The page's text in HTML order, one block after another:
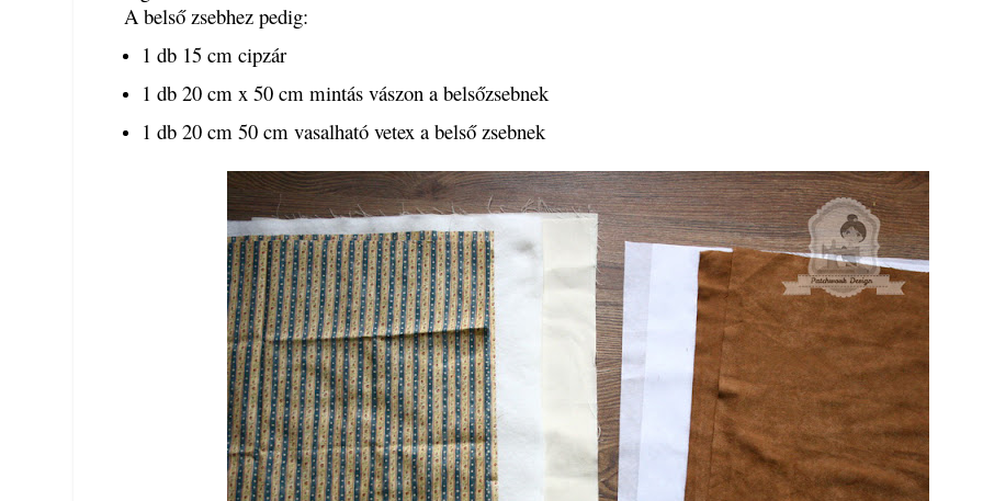
A belső zsebhez pedig:
1 db 15 cm cipzár
1 db 20 cm x 50 cm mintás vászon a belsőzsebnek
1 db 20 cm 50 cm vasalható vetex a belső zsebnek